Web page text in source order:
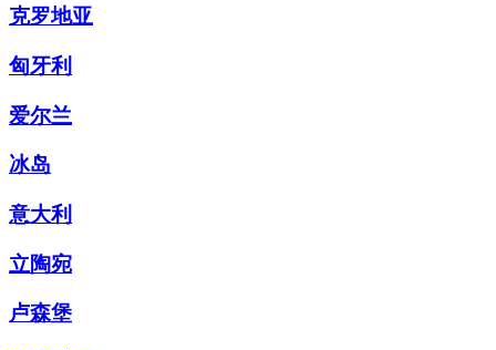
克罗地亚
匈牙利
爱尔兰
冰岛
意大利
立陶宛
卢森堡